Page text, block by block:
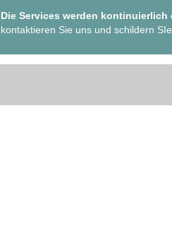
Die Services werden kontinuierlich
kontaktieren Sie uns und schildern